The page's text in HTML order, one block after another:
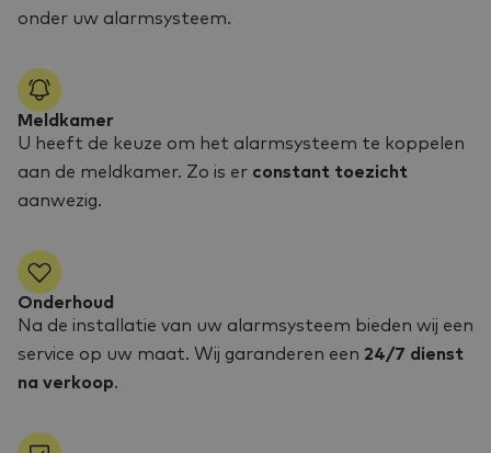
onder uw alarmsysteem.
Meldkamer
U heeft de keuze om het alarmsysteem te koppelen
aan de meldkamer. Zo is er constant toezicht
aanwezig.
Onderhoud
Na de installatie van uw alarmsysteem bieden wij een
service op uw maat. Wij garanderen een 24/7 dienst
na verkoop.